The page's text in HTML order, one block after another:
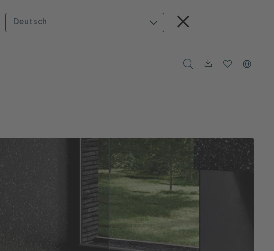
Deutsch